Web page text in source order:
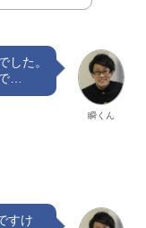
瞬くん
した。
…
すけ